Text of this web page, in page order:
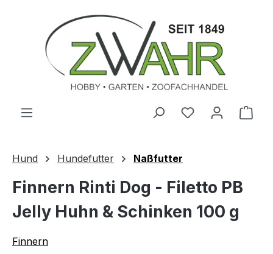
Zum Hauptinhalt springen
Hund Hundefutter Naßfutter
Finnern Rinti Dog - Filetto PB
Jelly Huhn & Schinken 100 g
Finnern